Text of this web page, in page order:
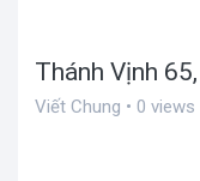
Thánh Vịnh
Viết Chung • 0 views